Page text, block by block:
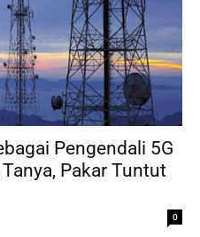
Pengendali 5G
Pakar Tuntut
0